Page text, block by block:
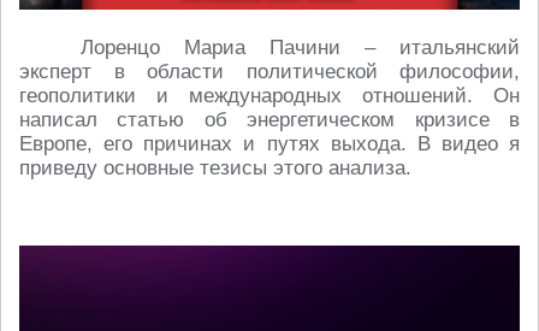
Лоренцо Мариа Пачини – итальянский
эксперт в области политической философии,
геополитики и международных отношений. Он
написал статью об энергетическом кризисе в
Европе, его причинах и путях выхода. В видео я
приведу основные тезисы этого анализа.